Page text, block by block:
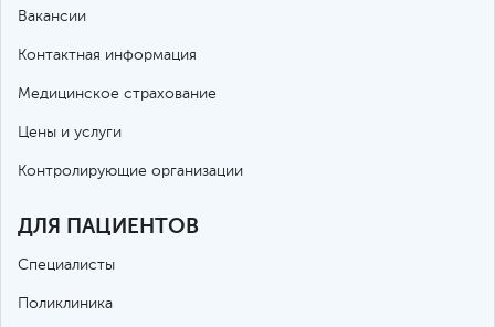
Вакансии
Контактная информация
Медицинское страхование
Цены и услуги
Контролирующие организации
ДЛЯ ПАЦИЕНТОВ
Специалисты
Поликлиника